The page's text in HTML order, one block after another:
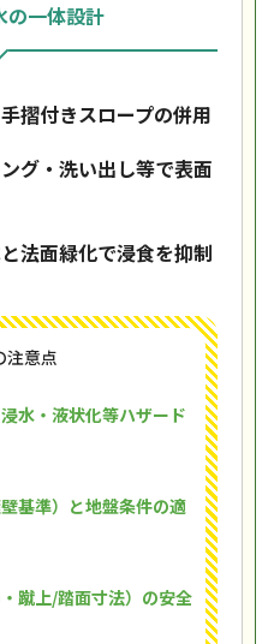
一体設計
摺付きスロープの併用
グ・洗い出し等で表面
法面緑化で浸食を抑制
注意点
水・液状化等ハザード
基準）と地盤条件の適
蹴上/踏面寸法）の安全